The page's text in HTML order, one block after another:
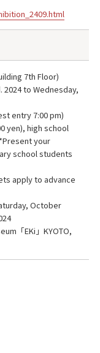
7th Floor)
to Wednesday,
entry 7:00 pm)
yen), high school
your
school students
apply to advance
October
「EKi」KYOTO,